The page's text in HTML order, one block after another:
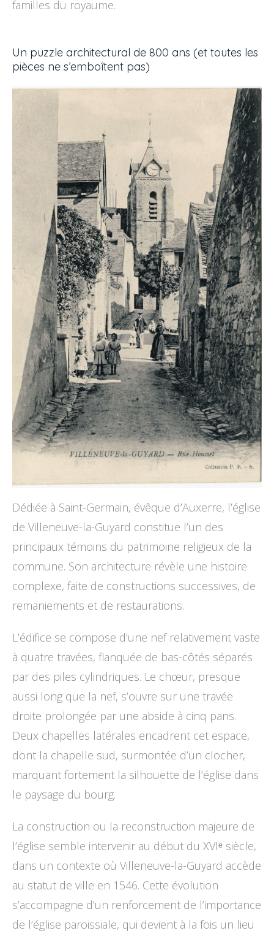
familles du royaume.
Un puzzle architectural de 800 ans (et toutes les
pièces ne s’emboîtent pas)
Dédiée à Saint-Germain, évêque d’Auxerre, l’église
de Villeneuve-la-Guyard constitue l’un des
principaux témoins du patrimoine religieux de la
commune. Son architecture révèle une histoire
complexe, faite de constructions successives, de
remaniements et de restaurations.
L’édifice se compose d’une nef relativement vaste
à quatre travées, flanquée de bas-côtés séparés
par des piles cylindriques. Le chœur, presque
aussi long que la nef, s’ouvre sur une travée
droite prolongée par une abside à cinq pans.
Deux chapelles latérales encadrent cet espace,
dont la chapelle sud, surmontée d’un clocher,
marquant fortement la silhouette de l’église dans
le paysage du bourg.
La construction ou la reconstruction majeure de
l’église semble intervenir au début du XVIᵉ siècle,
dans un contexte où Villeneuve-la-Guyard accède
au statut de ville en 1546. Cette évolution
s’accompagne d’un renforcement de l’importance
de l’église paroissiale, qui devient à la fois un lieu